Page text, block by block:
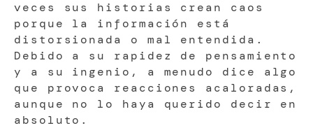
veces sus historias crean caos
porque la información está
distorsionada o mal entendida.
Debido a su rapidez de pensamiento
y a su ingenio, a menudo dice algo
que provoca reacciones acaloradas,
aunque no lo haya querido decir en
absoluto.